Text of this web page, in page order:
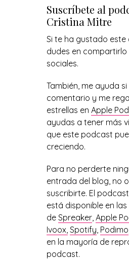
Suscríbete al
Cristina Mitre
Si te ha gustado este
dudes en compartirlo
sociales.
También, me ayuda
comentario y me
estrellas en Apple
ayudas a tener más
que este podcast
creciendo.
Para no perderte
entrada del blog, no
suscribirte. El
está disponible en
de Spreaker, Apple
Ivoox, Spotify, Podimo
en la mayoría de
podcast.